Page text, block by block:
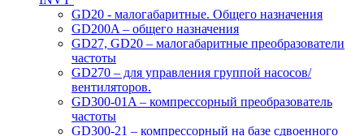
GD20 - малогабаритные. Общего назначения
GD200A – общего назначения
GD27, GD20 – малогабаритные преобразователи
частоты
GD270 – для управления группой насосов/
вентиляторов.
GD300-01A – компрессорный преобразователь
частоты
GD300-21 – компрессорный на базе сдвоенного